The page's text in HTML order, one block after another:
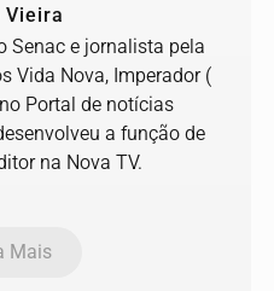
Vieira
Senac e jornalista pela
Vida Nova, Imperador (
Portal de notícias
a função de
na Nova TV.
Mais